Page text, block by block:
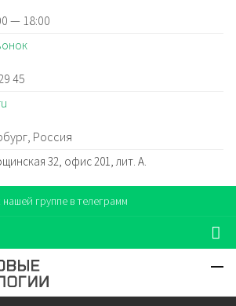
— 18:00
45
Россия
32, офис 201, лит. А.
группе в телеграмм